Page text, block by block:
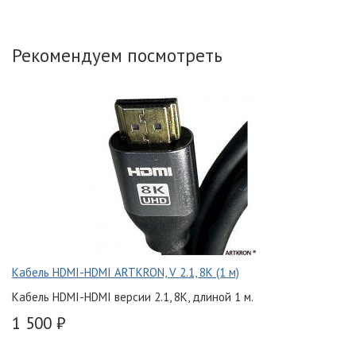
Рекомендуем посмотреть
Кабель HDMI-HDMI ARTKRON, V 2.1, 8K (1 м)
Кабель HDMI-HDMI версии 2.1, 8K, длиной 1 м.
1 500 ₽